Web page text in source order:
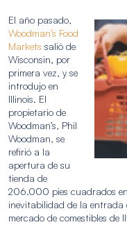
El año pasado,
Woodman’s Food
Markets salió de
Wisconsin, por
primera vez, y se
introdujo en
Illinois. El
propietario de
Woodman’s, Phil
Woodman, se
refirió a la
apertura de su
tienda de
206.000 pies cuadrados
inevitabilidad de la entrada
mercado de comestibles